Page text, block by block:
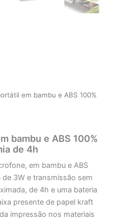
em bambu e ABS 100%
bambu e ABS 100%
de 4h
em bambu e ABS
3W e transmissão sem
de 4h e uma bateria
presente de papel kraft
impressão nos materiais